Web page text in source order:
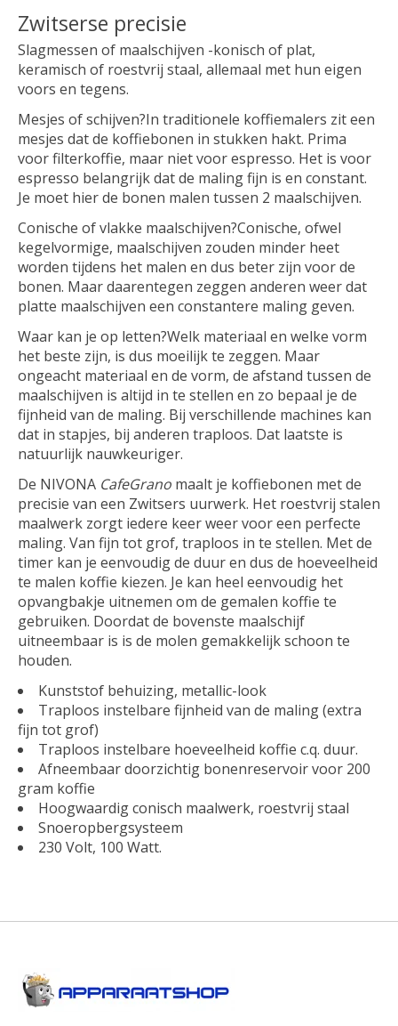
Zwitserse precisie
Slagmessen of maalschijven -konisch of plat,
keramisch of roestvrij staal, allemaal met hun eigen
voors en tegens.
Mesjes of schijven?In traditionele koffiemalers zit een
mesjes dat de koffiebonen in stukken hakt. Prima
voor filterkoffie, maar niet voor espresso. Het is voor
espresso belangrijk dat de maling fijn is en constant.
Je moet hier de bonen malen tussen 2 maalschijven.
Conische of vlakke maalschijven?Conische, ofwel
kegelvormige, maalschijven zouden minder heet
worden tijdens het malen en dus beter zijn voor de
bonen. Maar daarentegen zeggen anderen weer dat
platte maalschijven een constantere maling geven.
Waar kan je op letten?Welk materiaal en welke vorm
het beste zijn, is dus moeilijk te zeggen. Maar
ongeacht materiaal en de vorm, de afstand tussen de
maalschijven is altijd in te stellen en zo bepaal je de
fijnheid van de maling. Bij verschillende machines kan
dat in stapjes, bij anderen traploos. Dat laatste is
natuurlijk nauwkeuriger.
De NIVONA CafeGrano maalt je koffiebonen met de
precisie van een Zwitsers uurwerk. Het roestvrij stalen
maalwerk zorgt iedere keer weer voor een perfecte
maling. Van fijn tot grof, traploos in te stellen. Met de
timer kan je eenvoudig de duur en dus de hoeveelheid
te malen koffie kiezen. Je kan heel eenvoudig het
opvangbakje uitnemen om de gemalen koffie te
gebruiken. Doordat de bovenste maalschijf
uitneembaar is is de molen gemakkelijk schoon te
houden.
Kunststof behuizing, metallic-look
Traploos instelbare fijnheid van de maling (extra
fijn tot grof)
Traploos instelbare hoeveelheid koffie c.q. duur.
Afneembaar doorzichtig bonenreservoir voor 200
gram koffie
Hoogwaardig conisch maalwerk, roestvrij staal
Snoeropbergsysteem
230 Volt, 100 Watt.